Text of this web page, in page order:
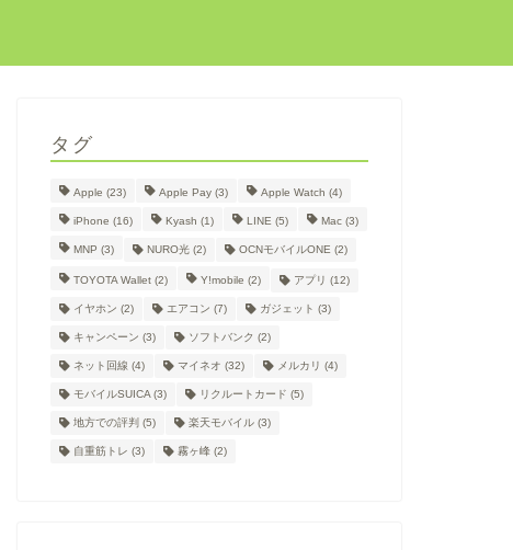
タグ
Apple (23) Apple Pay(3) Apple Watch (4)
iPhone (16) Kyash (1) LINE (5) Mac(3)
MNP (3) NURO光(2) OCNモバイルONE (2)
TOYOTA Wallet(2) Y!mobile (2) アプリ (12)
イヤホン (2) エアコン (7) ガジェット (3)
キャンペーン (3) ソフトバンク (2)
ネット回線 (4) マイネオ (32) メルカリ (4)
モバイルSUICA(3) リクルートカード (5)
地方での評判 (5) 楽天モバイル(3)
自重筋トレ (3) 霧ヶ峰(2)